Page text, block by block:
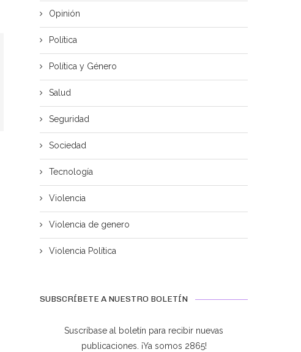
LA SERIE XIAOMI 17T LLEVA LA
TECNOLOGÍA PREMIUM...
agosto 5, 2026
PARA AMPLIAR LA LÍNEA
Opinión
Política
Política y Género
Salud
Seguridad
Sociedad
Tecnología
Violencia
Violencia de genero
Violencia Política
SUBSCRÍBETE A NUESTRO BOLETÍN
Suscríbase al boletín para recibir nuevas
publicaciones. ¡Ya somos 2865!